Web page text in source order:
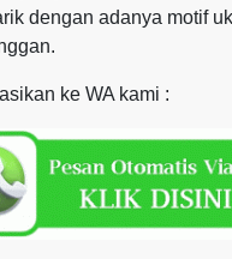
dengan adanya motif
ke WA kami :